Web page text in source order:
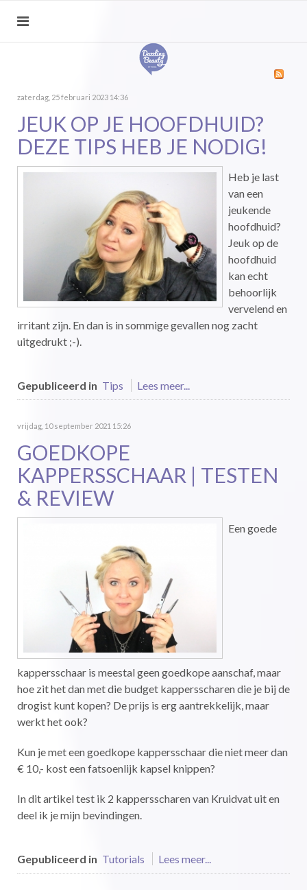
zaterdag, 25 februari 2023 14:36
JEUK OP JE HOOFDHUID?
DEZE TIPS HEB JE NODIG!
Heb je last
van een
jeukende
hoofdhuid?
Jeuk op de
hoofdhuid
kan echt
behoorlijk
vervelend en
irritant zijn. En dan is in sommige gevallen nog zacht
uitgedrukt ;-).
Gepubliceerd in Tips Lees meer...
vrijdag, 10 september 2021 15:26
GOEDKOPE
KAPPERSSCHAAR | TESTEN
& REVIEW
Een goede
kappersschaar is meestal geen goedkope aanschaf, maar
hoe zit het dan met die budget kappersscharen die je bij de
drogist kunt kopen? De prijs is erg aantrekkelijk, maar
werkt het ook?
Kun je met een goedkope kappersschaar die niet meer dan
€ 10,- kost een fatsoenlijk kapsel knippen?
In dit artikel test ik 2 kappersscharen van Kruidvat uit en
deel ik je mijn bevindingen.
Gepubliceerd in Tutorials Lees meer...